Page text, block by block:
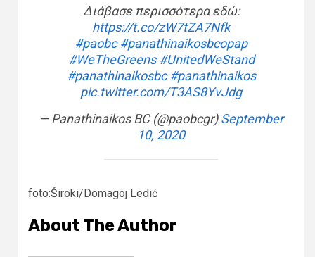
Διάβασε περισσότερα εδώ:
https://t.co/zW7tZA7Nfk
#paobc #panathinaikosbcopap
#WeTheGreens #UnitedWeStand
#panathinaikosbc #panathinaikos
pic.twitter.com/T3AS8YvJdg
— Panathinaikos BC (@paobcgr)September
10, 2020
foto:Široki/Domagoj Ledić
About The Author